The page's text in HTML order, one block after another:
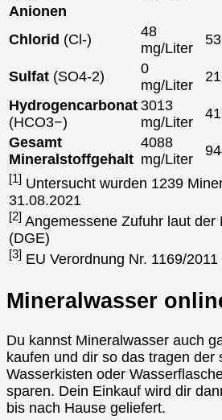
Anionen
Chlorid (Cl-)
48
mg/Liter
Sulfat (SO4-2)
0
mg/Liter
Hydrogencarbonat
(HCO3−)
3013
mg/Liter
Gesamt
Mineralstoffgehalt
4088
mg/Liter
[1] Untersucht wurden 1239
31.08.2021
[2] Angemessene Zufuhr laut
(DGE)
[3] EU Verordnung Nr. 1169/2011
Mineralwasser
Du kannst Mineralwasser auch
kaufen und dir so das tragen der
Wasserkisten oder
sparen. Dein Einkauf wird dir
bis nach Hause geliefert.